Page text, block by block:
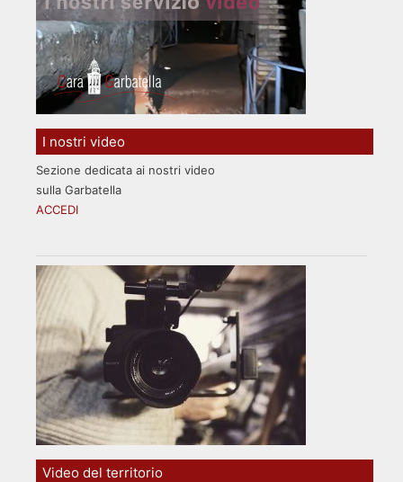
I nostri video
Sezione dedicata ai nostri video
sulla Garbatella
ACCEDI
Video del territorio